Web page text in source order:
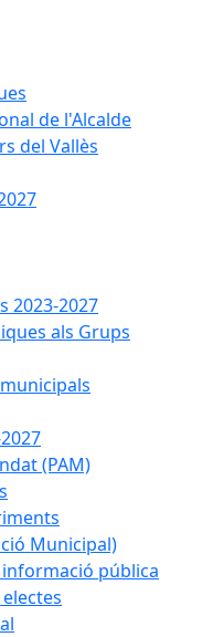
de l'Alcalde
del Vallès
2023-2027
als Grups
(PAM)
Municipal)
pública